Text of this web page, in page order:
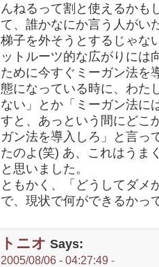
んねるって割と使えるかも
て、誰かなにか言う人がい
梯子を外そうとするじゃな
ットルーツ的な広がりには
ために今すぐミーガン法を
態になっている時に、わた
ない」とか「ミーガン法に
すと、あっという間にどこ
ガン法を導入しろ」と言っ
たのよ(笑) あ、これはうま
と思いました。
ともかく、「どうしてダメ
で、現状で何ができるかっ
トニオ Says:
2005/08/06 - 04:27:49 -